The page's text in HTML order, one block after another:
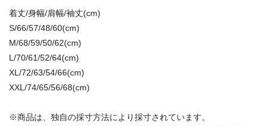
着丈/身幅/肩幅/袖丈(cm)
S/66/57/48/60(cm)
M/68/59/50/62(cm)
L/70/61/52/64(cm)
XL/72/63/54/66(cm)
XXL/74/65/56/68(cm)
※商品は、独自の採寸方法により採寸されています。